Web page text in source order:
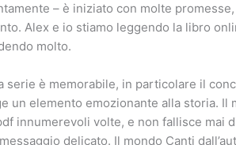
– è iniziato con molte
Alex e io stiamo leggendo la libro
molto.
serie è memorabile, in particolare il
un elemento emozionante alla storia. Il
innumerevoli volte, e non fallisce mai
delicato. Il mondo Canti